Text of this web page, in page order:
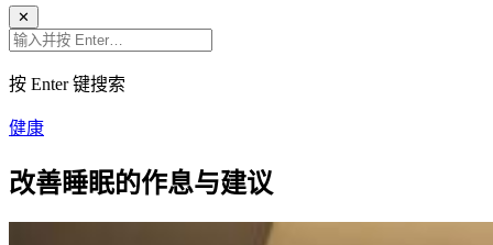
✕
按 Enter 键搜索
健康
改善睡眠的作息与建议